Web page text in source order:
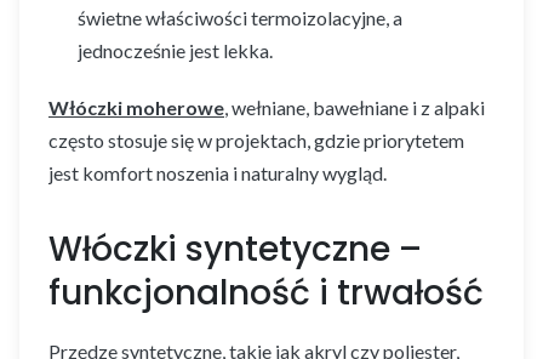
świetne właściwości termoizolacyjne, a
jednocześnie jest lekka.
Włóczki moherowe , wełniane, bawełniane i z alpaki
często stosuje się w projektach, gdzie priorytetem
jest komfort noszenia i naturalny wygląd.
Włóczki syntetyczne –
funkcjonalność i trwałość
Przędze syntetyczne, takie jak akryl czy poliester,